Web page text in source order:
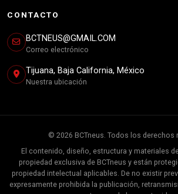
CONTACTO
BCTNEUS@GMAIL.COM
Correo electrónico
Tijuana, Baja California, México
Nuestra ubicación
© 2026 BCTneus. Todos los derechos
El contenido, diseño, estructura y materiales
propiedad exclusiva de BCTneus y están
propiedad intelectual aplicables. De no existir
expresamente prohibida la publicación,